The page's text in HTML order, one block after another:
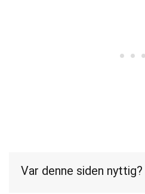
Var denne siden nyttig?